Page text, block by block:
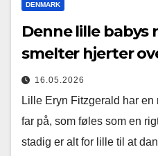
DENMARK
Denne lille babys
smelter hjerter
16.05.2026
Lille Eryn Fitzgerald har en
far på, som føles som en
stadig er alt for lille til at